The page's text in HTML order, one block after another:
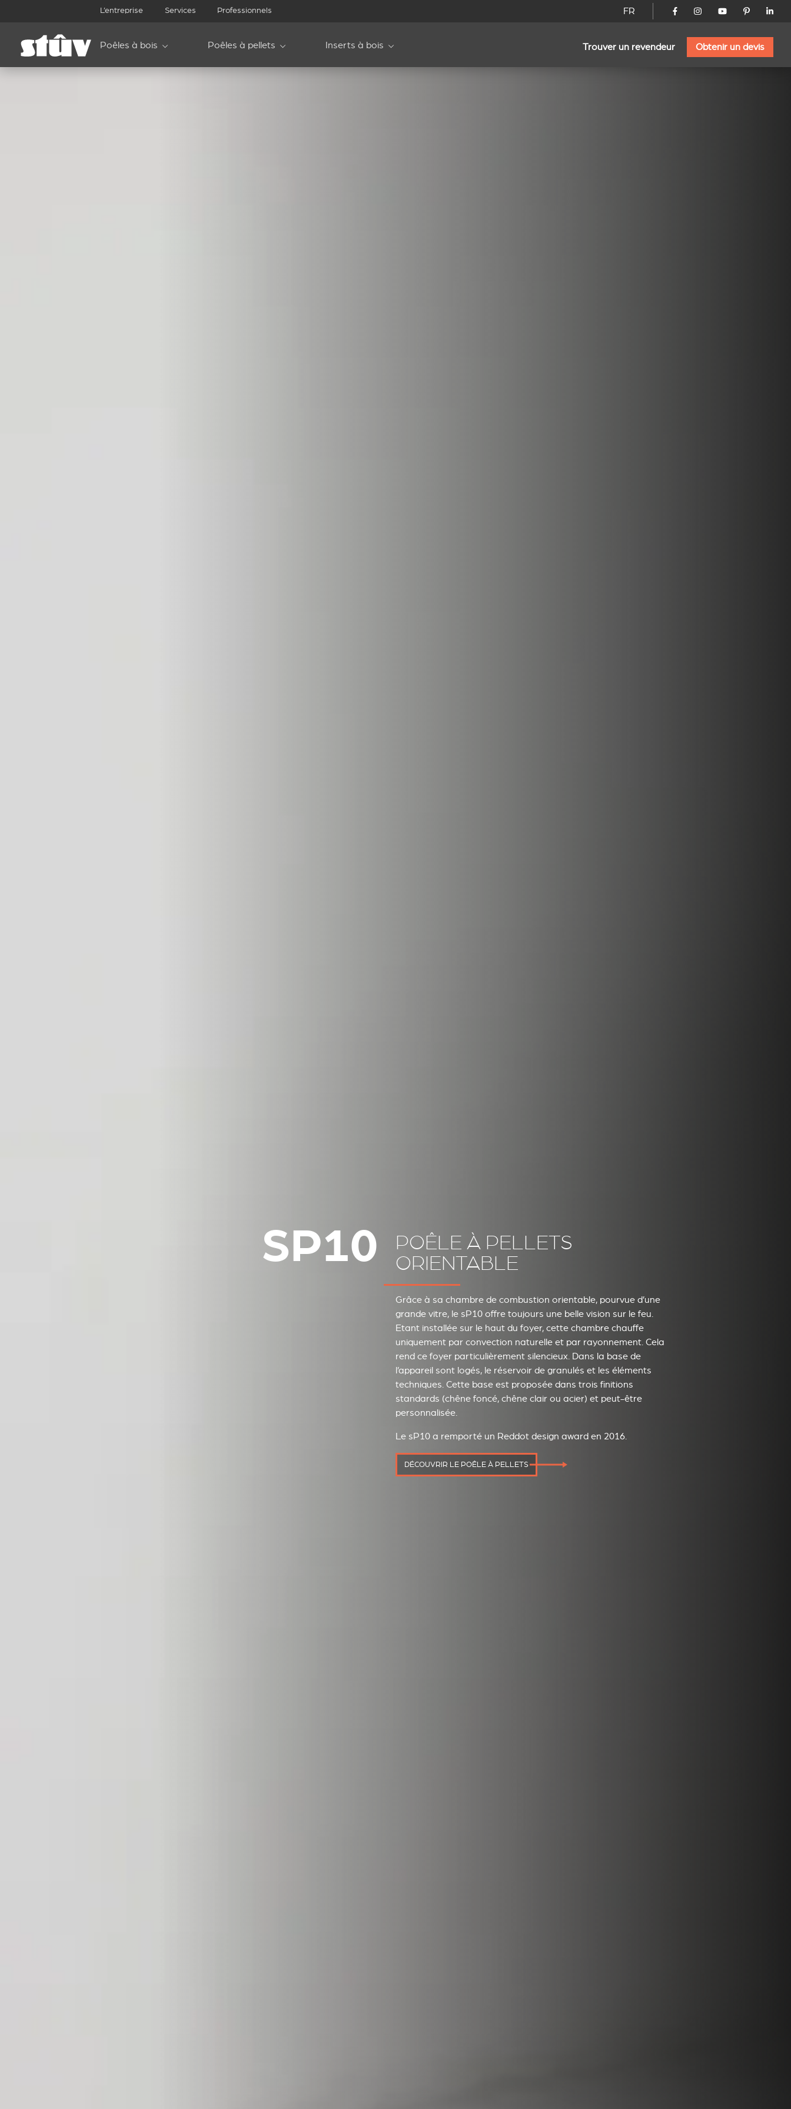
L’entreprise Services Professionnels FR
Poêles à bois Poêles à pellets Inserts à bois Trouver un revendeur Obtenir un devis
SP10
POÊLE À PELLETS
ORIENTABLE
Grâce à sa chambre de combustion orientable, pourvue d’une
grande vitre, le sP10 offre toujours une belle vision sur le feu.
Etant installée sur le haut du foyer, cette chambre chauffe
uniquement par convection naturelle et par rayonnement. Cela
rend ce foyer particulièrement silencieux. Dans la base de
l’appareil sont logés, le réservoir de granulés et les éléments
techniques. Cette base est proposée dans trois finitions
standards (chêne foncé, chêne clair ou acier) et peut-être
personnalisée.
Le sP10 a remporté un Reddot design award en 2016.
DÉCOUVRIR LE POÊLE À PELLETS